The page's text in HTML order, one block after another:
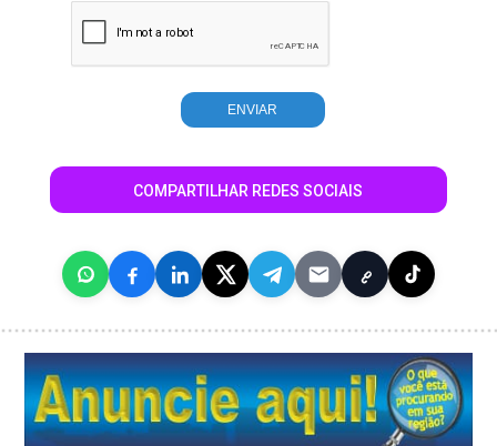
COMPARTILHAR REDES SOCIAIS